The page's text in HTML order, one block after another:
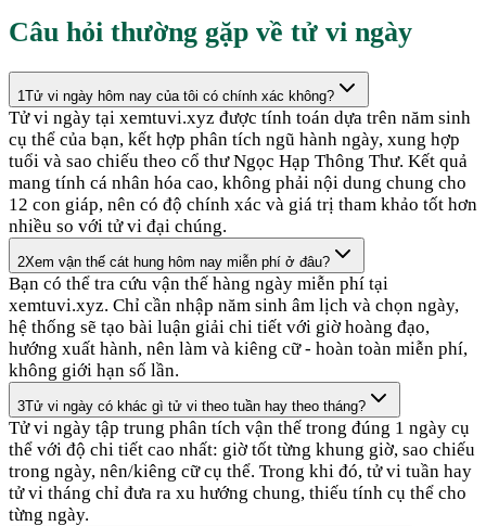
Câu hỏi thường gặp về tử vi ngày
1Tử vi ngày hôm nay của tôi có chính xác không?
Tử vi ngày tại xemtuvi.xyz được tính toán dựa trên năm sinh
cụ thể của bạn, kết hợp phân tích ngũ hành ngày, xung hợp
tuổi và sao chiếu theo cổ thư Ngọc Hạp Thông Thư. Kết quả
mang tính cá nhân hóa cao, không phải nội dung chung cho
12 con giáp, nên có độ chính xác và giá trị tham khảo tốt hơn
nhiều so với tử vi đại chúng.
2Xem vận thế cát hung hôm nay miễn phí ở đâu?
Bạn có thể tra cứu vận thế hàng ngày miễn phí tại
xemtuvi.xyz. Chỉ cần nhập năm sinh âm lịch và chọn ngày,
hệ thống sẽ tạo bài luận giải chi tiết với giờ hoàng đạo,
hướng xuất hành, nên làm và kiêng cữ - hoàn toàn miễn phí,
không giới hạn số lần.
3Tử vi ngày có khác gì tử vi theo tuần hay theo tháng?
Tử vi ngày tập trung phân tích vận thế trong đúng 1 ngày cụ
thể với độ chi tiết cao nhất: giờ tốt từng khung giờ, sao chiếu
trong ngày, nên/kiêng cữ cụ thể. Trong khi đó, tử vi tuần hay
tử vi tháng chỉ đưa ra xu hướng chung, thiếu tính cụ thể cho
từng ngày.